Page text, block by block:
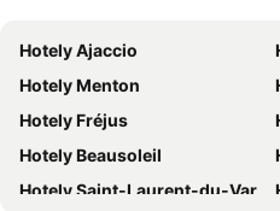
Hotely Krk
Hotely Pobrežie Chorvátska
Hotely Ibiza
Hotely Švajčiarsko
Hotely Benátsko
Hotely Ajaccio
Hotely Menton
Hotely Fréjus
Hotely Beausoleil
Hotely Saint-Laurent-du-Var